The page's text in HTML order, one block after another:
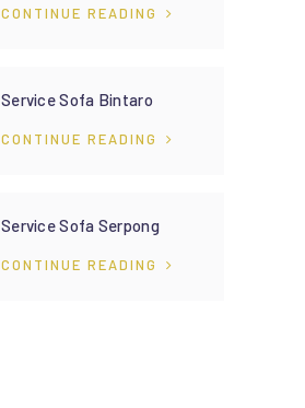
CONTINUE READING
Service Sofa Bintaro
CONTINUE READING
Service Sofa Serpong
CONTINUE READING